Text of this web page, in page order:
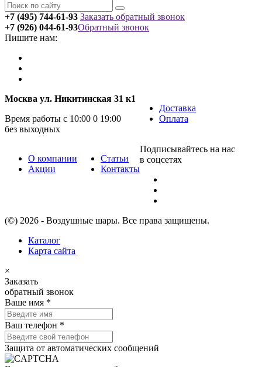
+7 (495) 744-61-93 Заказать обратный звонок
+7 (926) 044-61-93
Пишите нам:
Обратный звонок
Москва ул. Никитинская 31 к1
Время работы с 10:00 0 19:00
без выходных
Доставка
Оплата
О компании
Акции
Статьи
Контакты
Подписывайтесь на нас
в соцсетях
(©) 2026 - Воздушные шары. Все права защищены.
Каталог
Карта сайта
×
Заказать
обратный звонок
Ваше имя *
Ваш телефон *
Защита от автоматических сообщений